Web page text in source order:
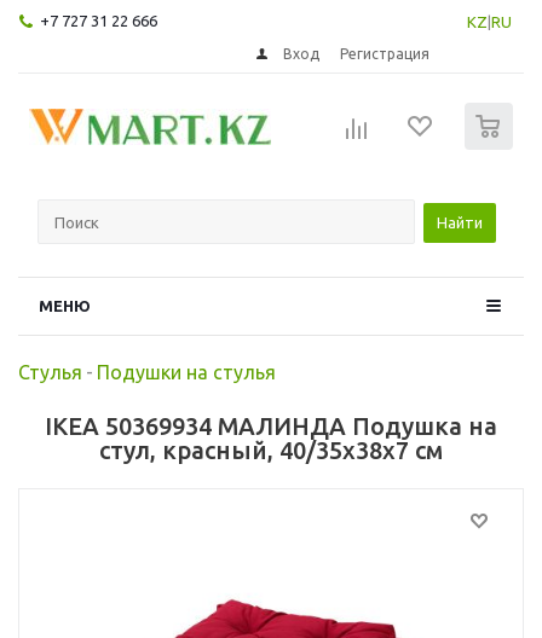
+7 727 31 22 666 KZ RU
Вход Регистрация
Найти
МЕНЮ
Стулья - Подушки на стулья
IKEA 50369934 МАЛИНДА Подушка на
стул, красный, 40/35x38x7 см